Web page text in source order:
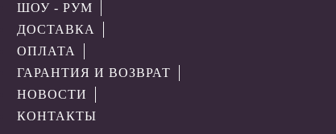
ШОУ - РУМ
ДОСТАВКА
ОПЛАТА
ГАРАНТИЯ И ВОЗВРАТ
НОВОСТИ
КОНТАКТЫ